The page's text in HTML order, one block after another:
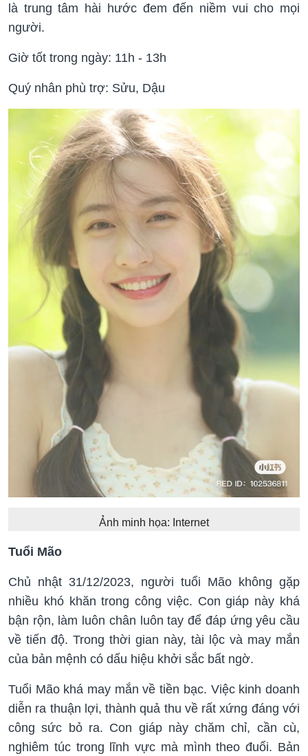
là trung tâm hài hước đem đến niềm vui cho mọi
người.
Giờ tốt trong ngày: 11h - 13h
Quý nhân phù trợ: Sửu, Dậu
Ảnh minh họa: Internet
Tuổi Mão
Chủ nhật 31/12/2023, người tuổi Mão không gặp
nhiều khó khăn trong công việc. Con giáp này khá
bận rộn, làm luôn chân luôn tay để đáp ứng yêu cầu
về tiến độ. Trong thời gian này, tài lộc và may mắn
của bản mệnh có dấu hiệu khởi sắc bất ngờ.
Tuổi Mão khá may mắn về tiền bạc. Việc kinh doanh
diễn ra thuận lợi, thành quả thu về rất xứng đáng với
công sức bỏ ra. Con giáp này chăm chỉ, cần cù,
nghiêm túc trong lĩnh vực mà mình theo đuổi. Bản